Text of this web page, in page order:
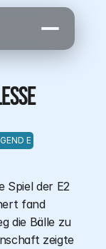
E
Spiel der E2
fand
die Bälle zu
zeigte